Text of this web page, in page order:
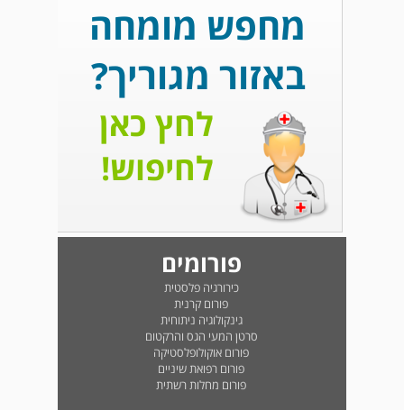
מחפש מומחה
באזור מגוריך?
לחץ כאן
לחיפוש!
פורומים
כירורגיה פלסטית
פורום קרנית
גינקולוגיה ניתוחית
סרטן המעי הגס והרקטום
פורום אוקולופלסטיקה
פורום רפואת שיניים
פורום מחלות רשתית